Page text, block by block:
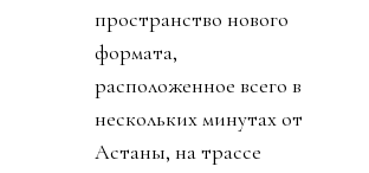
пространство нового
формата,
расположенное всего в
нескольких минутах от
Астаны, на трассе